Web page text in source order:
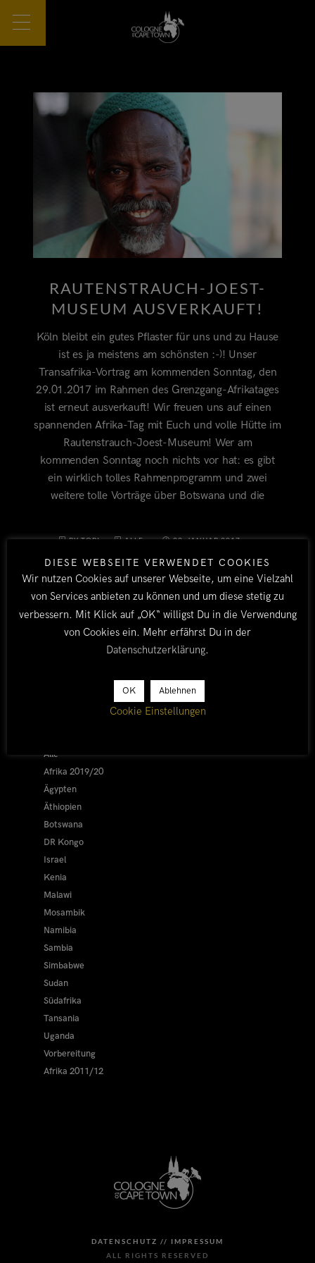
RAUTENSTRAUCH-JOEST-
MUSEUM AUSVERKAUFT!
Köln bleibt ein gutes Pflaster für uns und zu Hause
ist es ja meistens am schönsten :-)! Unser
Transafrika-Vortrag am kommenden Sonntag, den
29.01.2017 im Rahmen des Grenzgang-Afrikatages
ist erneut ausverkauft! Wir freuen uns auf einen
spannenden Afrika-Tag mit Euch und volle Hütte im
Rautenstrauch-Joest-Museum! Wer am
kommenden Sonntag noch nichts vor hat: es gibt
ein wirklich tolles Rahmenprogramm und zwei
weitere tolle Vorträge über Botswana und die
BY TOBI ALLE 22. JANUAR 2017
LÄNDER
Alle
Afrika 2019/20
Ägypten
Äthiopien
Botswana
DR Kongo
Israel
Kenia
Malawi
Mosambik
Namibia
Sambia
Simbabwe
Sudan
Südafrika
Tansania
Uganda
Vorbereitung
Afrika 2011/12
DATENSCHUTZ // IMPRESSUM
ALL RIGHTS RESERVED
DIESE WEBSEITE VERWENDET COOKIES
Wir nutzen Cookies auf unserer Webseite, um eine Vielzahl
von Services anbieten zu können und um diese stetig zu
verbessern. Mit Klick auf „OK“ willigst Du in die Verwendung
von Cookies ein. Mehr erfährst Du in der
Datenschutzerklärung.
OK Ablehnen
Cookie Einstellungen